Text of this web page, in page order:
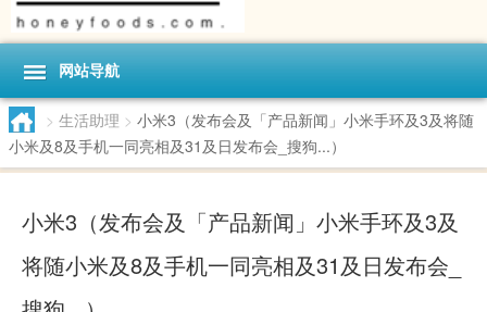
网站导航
> 生活助理 > 小米3（发布会及「产品新闻」小米手环及3及将随
小米及8及手机一同亮相及31及日发布会_搜狗...）
小米3（发布会及「产品新闻」小米手环及3及
将随小米及8及手机一同亮相及31及日发布会_